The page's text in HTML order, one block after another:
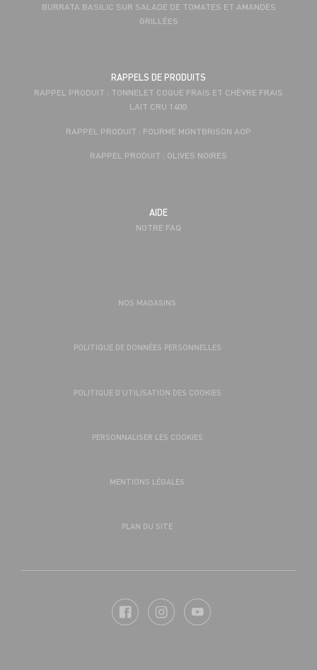
BURRATA BASILIC SUR SALADE DE TOMATES ET AMANDES
GRILLÉES
RAPPELS DE PRODUITS
RAPPEL PRODUIT : TONNELET COQUE FRAIS ET CHÈVRE FRAIS
LAIT CRU 140G
RAPPEL PRODUIT : FOURME MONTBRISON AOP
RAPPEL PRODUIT : OLIVES NOIRES
AIDE
NOTRE FAQ
NOS MAGASINS
POLITIQUE DE DONNÉES PERSONNELLES
POLITIQUE D’UTILISATION DES COOKIES
PERSONNALISER LES COOKIES
MENTIONS LÉGALES
PLAN DU SITE